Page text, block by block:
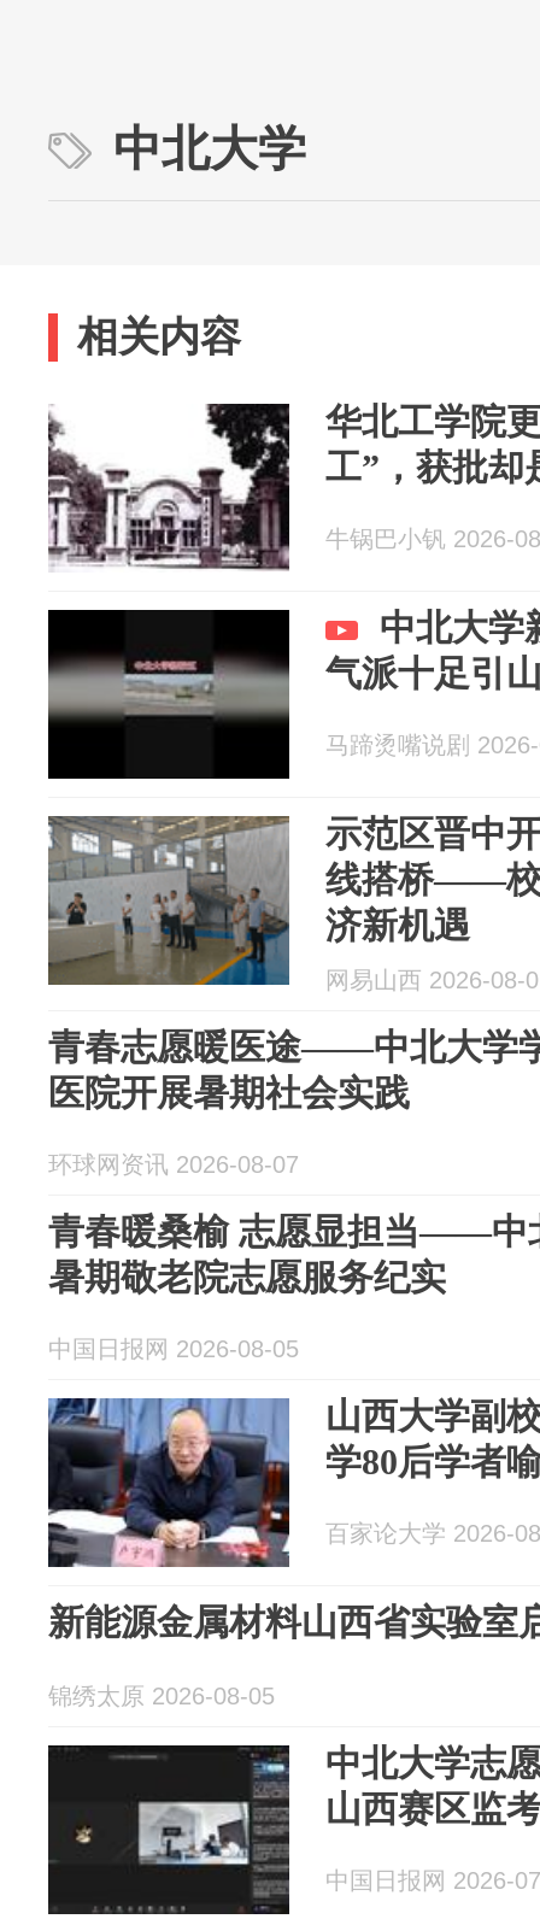
中北大学
相关内容
华北工学院
工”，获批却
牛锅巴小钒 2026-
中北大学
气派十足引
马蹄烫嘴说剧
示范区晋中
线搭桥——校
济新机遇
网易山西 2026-08-
青春志愿暖医途——中北大学
医院开展暑期社会实践
环球网资讯 2026-08-07
青春暖桑榆 志愿显担当——中
暑期敬老院志愿服务纪实
中国日报网 2026-08-05
山西大学副
学80后学者
百家论大学 2026-
新能源金属材料山西省实验室
锦绣太原 2026-08-05
中北大学志
山西赛区监
中国日报网 2026-